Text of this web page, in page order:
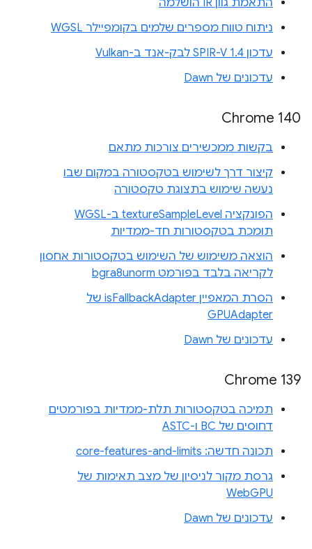
התאמת גוון IR הושלמה
ניתוח טווח מספרים שלמים בקומפיילר WGSL
עדכון SPIR-V 1.4 לבק-אנד ב-Vulkan
עדכונים של Dawn
Chrome 140
בקשות ממכשירים צורכות מתאם
קיצור דרך לשימוש בטקסטורה במקום שבו
נעשה שימוש בתצוגת טקסטורה
הפונקציה textureSampleLevel ב-WGSL
תומכת בטקסטורות חד-ממדיות
הוצאה משימוש של השימוש בטקסטורות אחסון
לקריאה בלבד בפורמט bgra8unorm
הסרת המאפיין isFallbackAdapter של
GPUAdapter
עדכונים של Dawn
Chrome 139
תמיכה בטקסטורות תלת-ממדיות בפורמטים
דחוסים של BC ו-ASTC
תכונה חדשה: core-features-and-limits
גרסת מקור לניסיון של מצב תאימות של
WebGPU
עדכונים של Dawn